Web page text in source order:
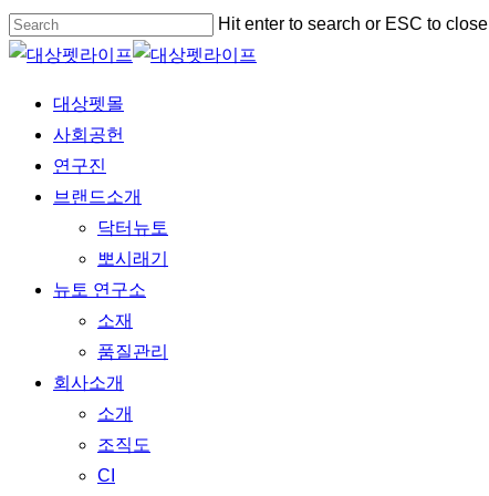
Skip
to
content
Hit enter to search or ESC to close
Close
Menu 대상펫몰
사회공헌
연구진
브랜드소개
닥터뉴토
뽀시래기
뉴토 연구소
소재
품질관리
회사소개
소개
조직도
CI